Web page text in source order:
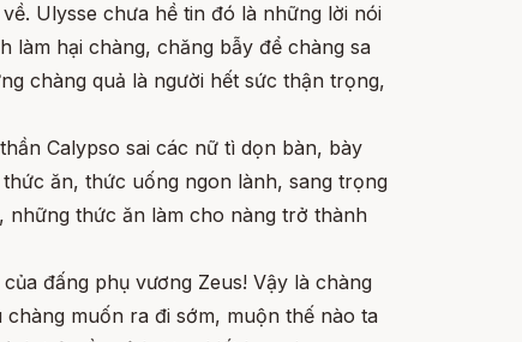
Ulysse chưa hề tin đó là những lời nói
làm hại chàng, chăng bẫy để chàng sa
chàng quả là người hết sức thận trọng,
Calypso sai các nữ tì dọn bàn, bày
ăn, thức uống ngon lành, sang trọng
những thức ăn làm cho nàng trở thành
đấng phụ vương Zeus! Vậy là chàng
muốn ra đi sớm, muộn thế nào ta